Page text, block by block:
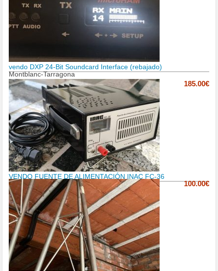
vendo DXP 24-Bit Soundcard Interface (rebajado)
Montblanc-Tarragona
185.00€
VENDO FUENTE DE ALIMENTACIÓN INAC FC-36
100.00€